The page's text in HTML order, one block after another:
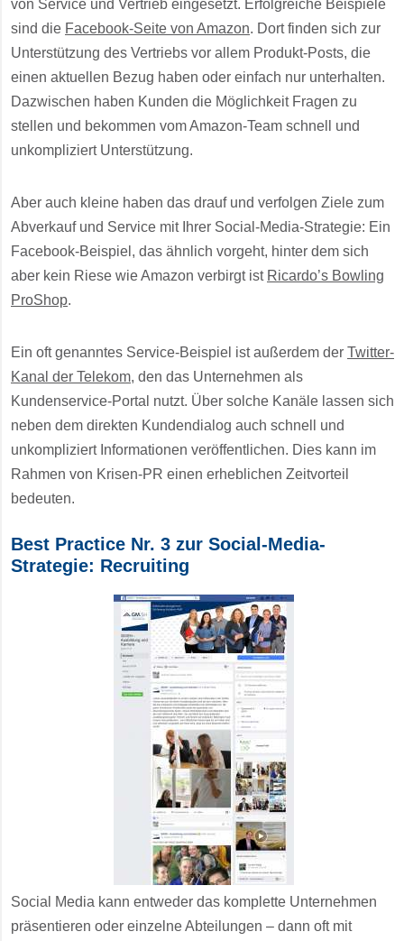
von Service und Vertrieb eingesetzt. Erfolgreiche Beispiele
sind die Facebook-Seite von Amazon. Dort finden sich zur
Unterstützung des Vertriebs vor allem Produkt-Posts, die
einen aktuellen Bezug haben oder einfach nur unterhalten.
Dazwischen haben Kunden die Möglichkeit Fragen zu
stellen und bekommen vom Amazon-Team schnell und
unkompliziert Unterstützung.
Aber auch kleine haben das drauf und verfolgen Ziele zum
Abverkauf und Service mit Ihrer Social-Media-Strategie: Ein
Facebook-Beispiel, das ähnlich vorgeht, hinter dem sich
aber kein Riese wie Amazon verbirgt ist Ricardo’s Bowling
ProShop.
Ein oft genanntes Service-Beispiel ist außerdem der Twitter-
Kanal der Telekom, den das Unternehmen als
Kundenservice-Portal nutzt. Über solche Kanäle lassen sich
neben dem direkten Kundendialog auch schnell und
unkompliziert Informationen veröffentlichen. Dies kann im
Rahmen von Krisen-PR einen erheblichen Zeitvorteil
bedeuten.
Best Practice Nr. 3 zur Social-Media-
Strategie: Recruiting
Social Media kann entweder das komplette Unternehmen
präsentieren oder einzelne Abteilungen – dann oft mit